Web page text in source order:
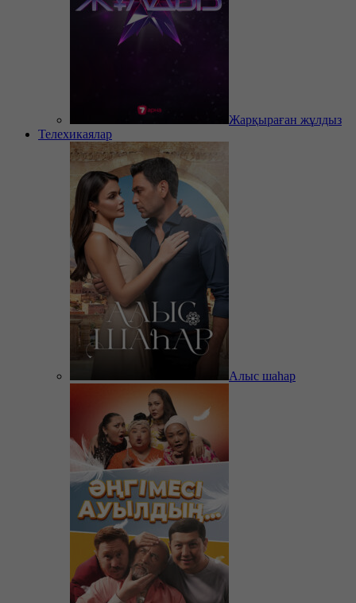
Жарқыраған жұлдыз
Телехикаялар
Алыс шаһар